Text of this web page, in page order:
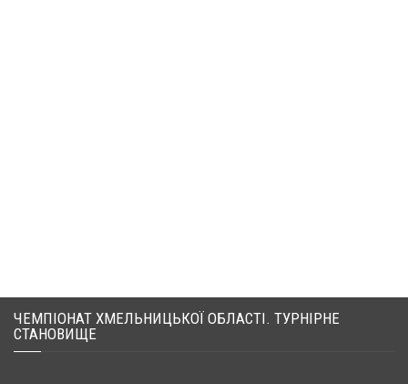
ЧЕМПІОНАТ ХМЕЛЬНИЦЬКОЇ ОБЛАСТІ. ТУРНІРНЕ
СТАНОВИЩЕ